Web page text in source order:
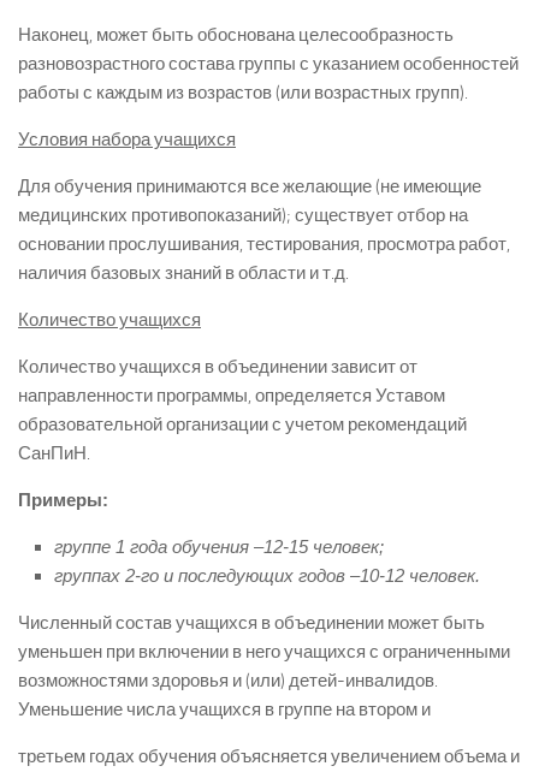
Наконец, может быть обоснована целесообразность
разновозрастного состава группы с указанием особенностей
работы с каждым из возрастов (или возрастных групп).
Условия набора учащихся
Для обучения принимаются все желающие (не имеющие
медицинских противопоказаний); существует отбор на
основании прослушивания, тестирования, просмотра работ,
наличия базовых знаний в области и т.д.
Количество учащихся
Количество учащихся в объединении зависит от
направленности программы, определяется Уставом
образовательной организации с учетом рекомендаций
СанПиН.
Примеры:
группе 1 года обучения –12-15 человек;
группах 2-го и последующих годов –10-12 человек.
Численный состав учащихся в объединении может быть
уменьшен при включении в него учащихся с ограниченными
возможностями здоровья и (или) детей-инвалидов.
Уменьшение числа учащихся в группе на втором и
третьем годах обучения объясняется увеличением объема и